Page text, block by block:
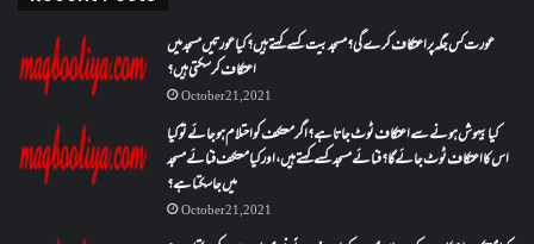
عورت کس جگہ پر اعتکاف کرے گی؟مسجد بیت کسے کہتے ہیں؟کیا عورتیں مسجد میں
اعتکاف کر سکتی ہیں؟
October 21, 2021
کیا بیہوش ہونے سے اعتکاف ٹوٹ جاتا ہے؟ اگر معتکف کو احتلام ہو جائے تو کیا
اس کا اعتکاف ٹوٹ جائے گا؟فنائے مسجد کسے کہتے ہیں ، اور کیا معتکف فنائے مسجد
میں جا سکتا ہے؟
October 21, 2021